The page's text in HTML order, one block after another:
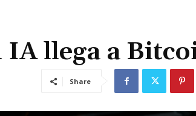
IA llega a
Share